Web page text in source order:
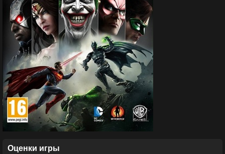
Оценки игры